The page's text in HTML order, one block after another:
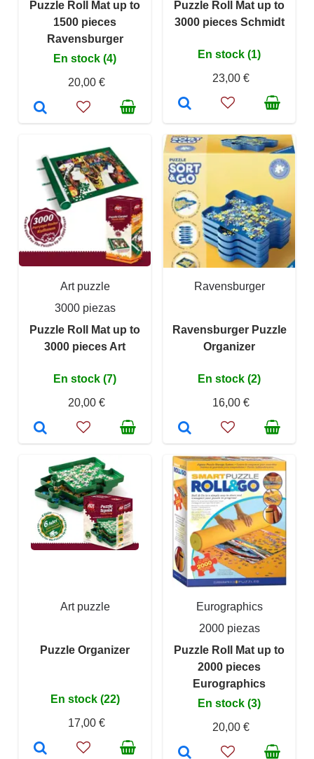
Puzzle Roll Mat up to
1500 pieces
Ravensburger
En stock (4)
20,00 €
Puzzle Roll Mat up to
3000 pieces Schmidt
En stock (1)
23,00 €
Art puzzle
3000 piezas
Puzzle Roll Mat up to
3000 pieces Art
En stock (7)
20,00 €
Ravensburger
Ravensburger Puzzle
Organizer
En stock (2)
16,00 €
Art puzzle
Puzzle Organizer
En stock (22)
17,00 €
Eurographics
2000 piezas
Puzzle Roll Mat up to
2000 pieces
Eurographics
En stock (3)
20,00 €